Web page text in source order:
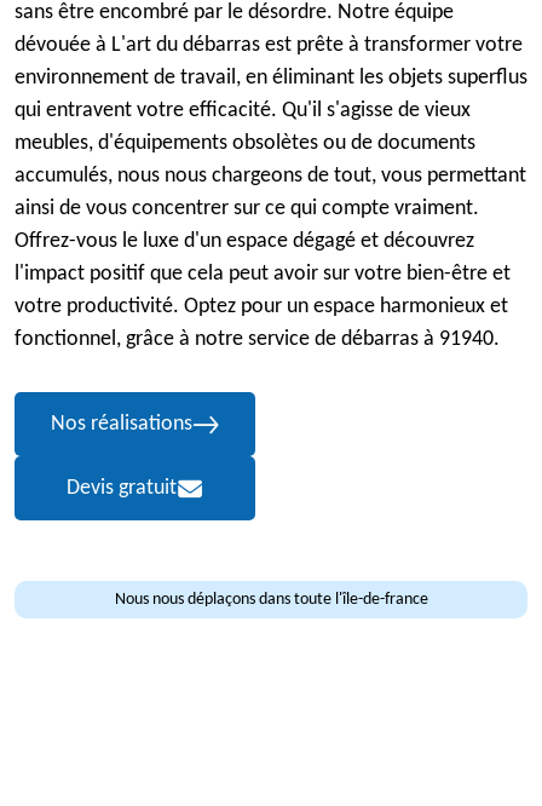
sans être encombré par le désordre. Notre équipe
dévouée à L'art du débarras est prête à transformer votre
environnement de travail, en éliminant les objets superflus
qui entravent votre efficacité. Qu'il s'agisse de vieux
meubles, d'équipements obsolètes ou de documents
accumulés, nous nous chargeons de tout, vous permettant
ainsi de vous concentrer sur ce qui compte vraiment.
Offrez-vous le luxe d'un espace dégagé et découvrez
l'impact positif que cela peut avoir sur votre bien-être et
votre productivité. Optez pour un espace harmonieux et
fonctionnel, grâce à notre service de débarras à 91940.
Nos réalisations
Devis gratuit
Nous nous déplaçons dans toute l'île-de-france